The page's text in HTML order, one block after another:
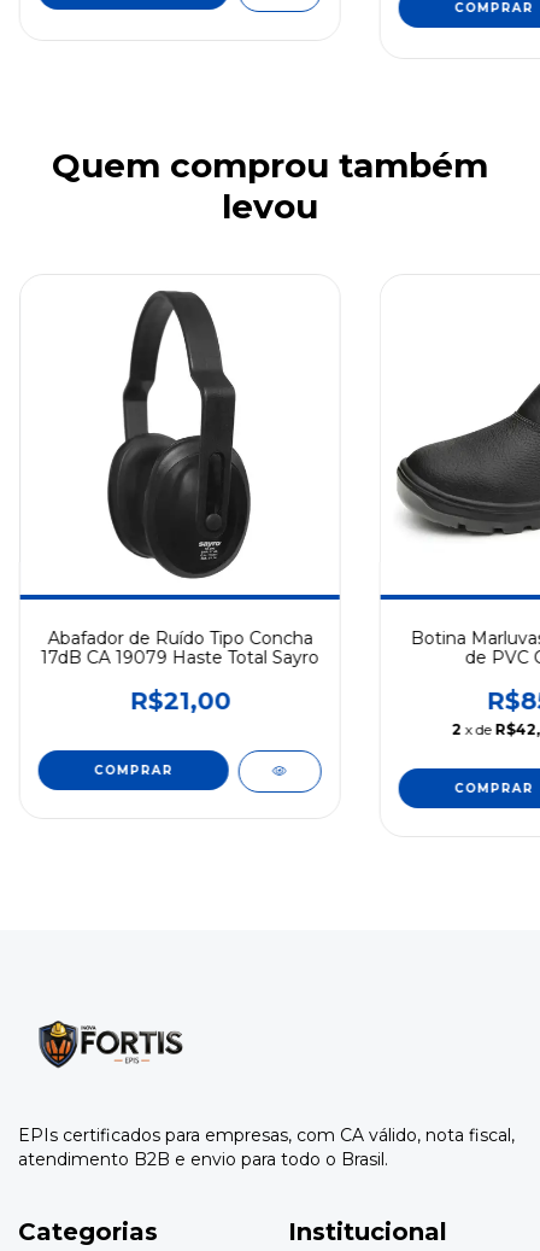
Quem comprou também
levou
Abafador de Ruído Tipo Concha
17dB CA 19079 Haste Total Sayro
R$21,00
Botina
de PVC
2 x de
COMPRAR
EPIs certificados para empresas, com CA válido, nota fiscal,
atendimento B2B e envio para todo o Brasil.
Categorias Institucional